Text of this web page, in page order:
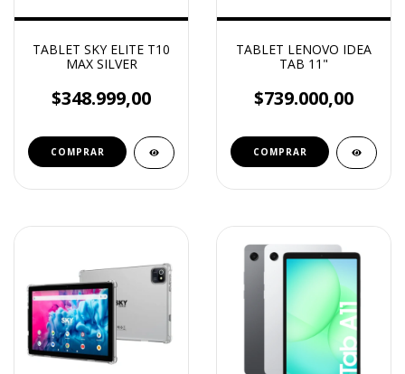
TABLET SKY ELITE T10
MAX SILVER
$348.999,00
TABLET LENOVO IDEA
TAB 11"
$739.000,00